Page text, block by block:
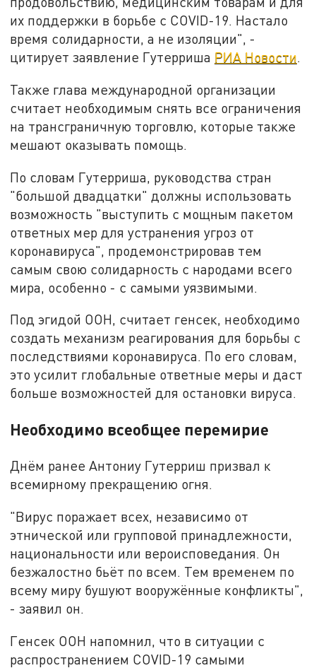
их поддержки в борьбе с COVID-19. Настало
время солидарности, а не изоляции", -
цитирует заявление Гутерриша РИА Новости.
Также глава международной организации
считает необходимым снять все ограничения
на трансграничную торговлю, которые также
мешают оказывать помощь.
По словам Гутерриша, руководства стран
"большой двадцатки" должны использовать
возможность "выступить с мощным пакетом
ответных мер для устранения угроз от
коронавируса", продемонстрировав тем
самым свою солидарность с народами всего
мира, особенно - с самыми уязвимыми.
Под эгидой ООН, считает генсек, необходимо
создать механизм реагирования для борьбы с
последствиями коронавируса. По его словам,
это усилит глобальные ответные меры и даст
больше возможностей для остановки вируса.
Необходимо всеобщее перемирие
Днём ранее Антониу Гутерриш призвал к
всемирному прекращению огня.
"Вирус поражает всех, независимо от
этнической или групповой принадлежности,
национальности или вероисповедания. Он
безжалостно бьёт по всем. Тем временем по
всему миру бушуют вооружённые конфликты",
- заявил он.
Генсек ООН напомнил, что в ситуации с
распространением COVID-19 самыми